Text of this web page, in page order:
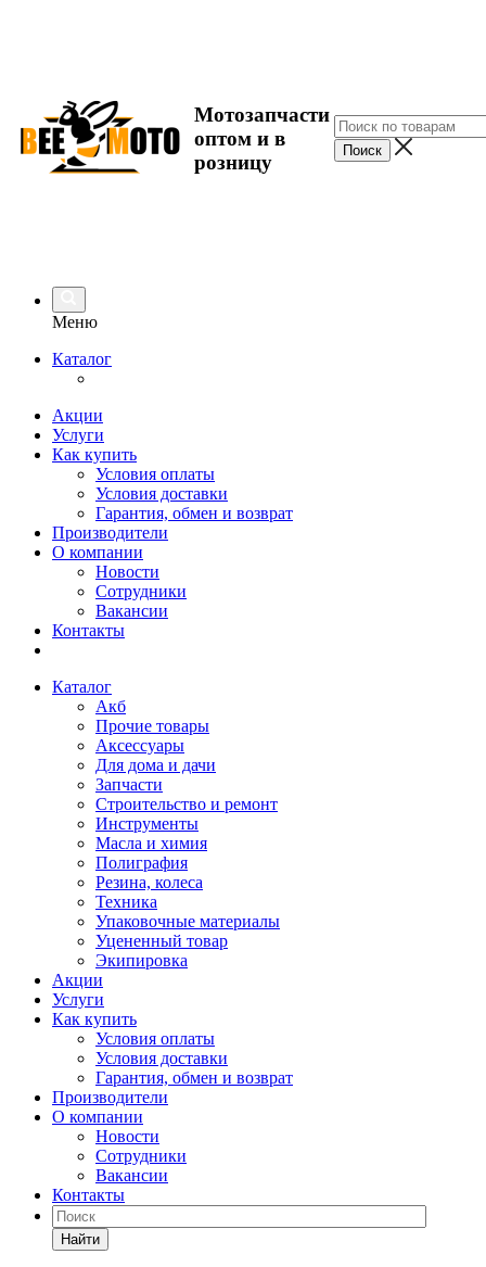
Мотозапчасти
оптом и в
розницу
Меню
Каталог
Акции
Услуги
Как купить
Условия оплаты
Условия доставки
Гарантия, обмен и возврат
Производители
О компании
Новости
Сотрудники
Вакансии
Контакты
Каталог
Акб
Прочие товары
Аксессуары
Для дома и дачи
Запчасти
Строительство и ремонт
Инструменты
Масла и химия
Полиграфия
Резина, колеса
Техника
Упаковочные материалы
Уцененный товар
Экипировка
Акции
Услуги
Как купить
Условия оплаты
Условия доставки
Гарантия, обмен и возврат
Производители
О компании
Новости
Сотрудники
Вакансии
Контакты
Найти